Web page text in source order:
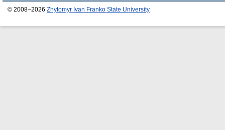
© 2008–2026 Zhytomyr Ivan Franko State University